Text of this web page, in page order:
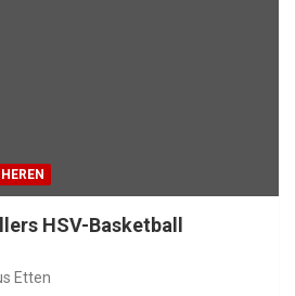
HSV-Basketball
Etten